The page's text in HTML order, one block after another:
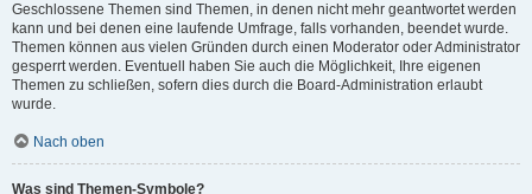
Geschlossene Themen sind Themen, in denen nicht mehr geantwortet werden
kann und bei denen eine laufende Umfrage, falls vorhanden, beendet wurde.
Themen können aus vielen Gründen durch einen Moderator oder Administrator
gesperrt werden. Eventuell haben Sie auch die Möglichkeit, Ihre eigenen
Themen zu schließen, sofern dies durch die Board-Administration erlaubt
wurde.
Nach oben
Was sind Themen-Symbole?